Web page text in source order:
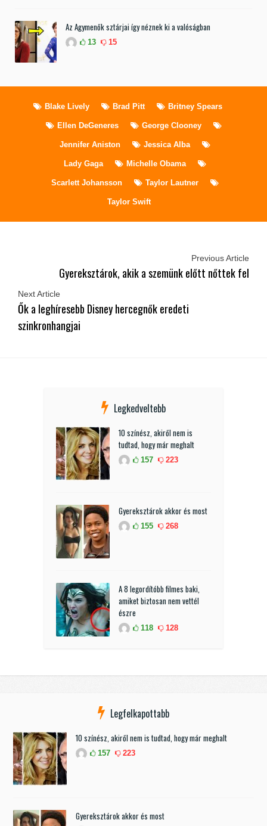
Az Agymenők sztárjai így néznek ki a valóságban
13 15
Blake Lively Brad Pitt Britney Spears
Ellen DeGeneres George Clooney
Jennifer Aniston Jessica Alba
Lady Gaga Michelle Obama
Scarlett Johansson Taylor Lautner
Taylor Swift
Previous Article
Gyereksztárok, akik a szemünk előtt nőttek fel
Next Article
Ők a leghíresebb Disney hercegnők eredeti
szinkronhangjai
Legkedveltebb
10 színész, akiről nem is
tudtad, hogy már meghalt
157 223
Gyereksztárok akkor és most
155 268
A 8 legordítóbb filmes baki,
amiket biztosan nem vettél
észre
118 128
Legfelkapottabb
10 színész, akiről nem is tudtad, hogy már meghalt
157 223
Gyereksztárok akkor és most